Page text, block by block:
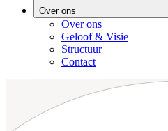
Over ons
Over ons
Geloof & Visie
Structuur
Contact